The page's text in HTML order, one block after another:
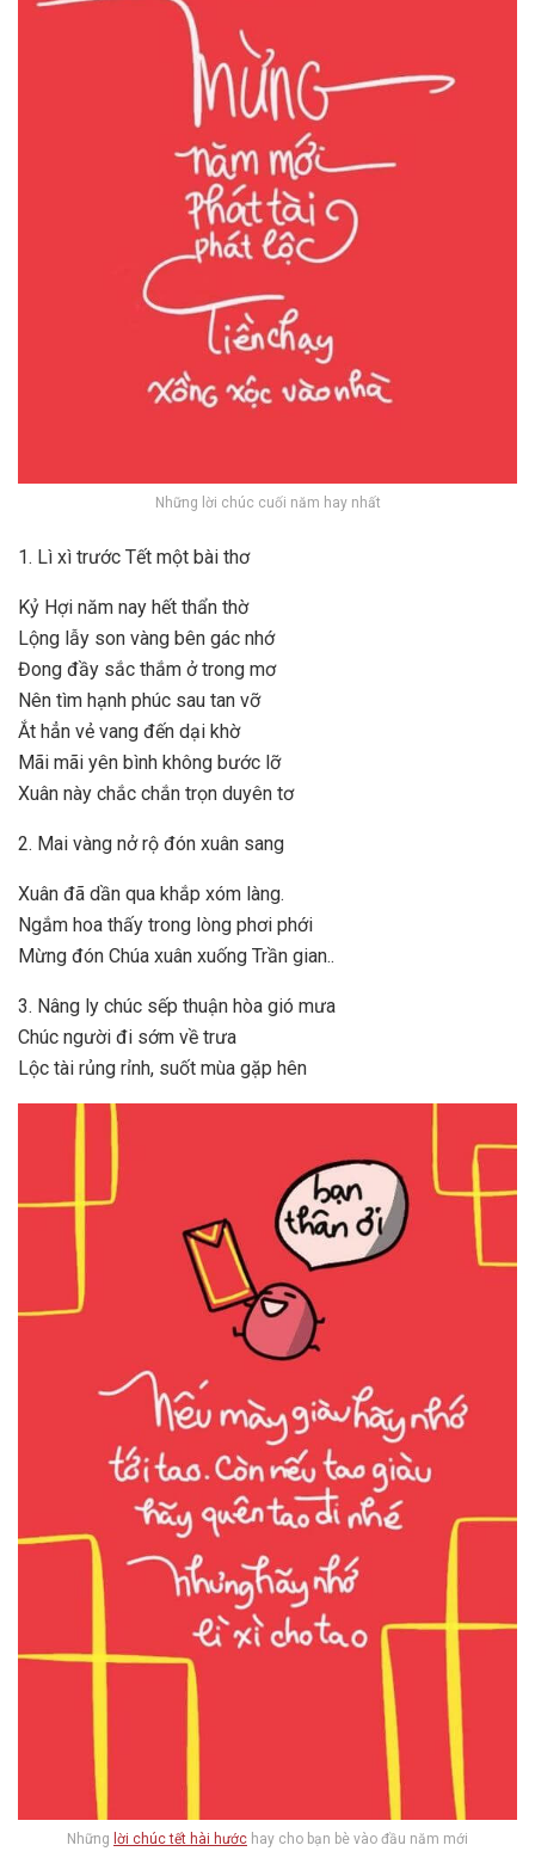
Những lời chúc cuối năm hay nhất
1. Lì xì trước Tết một bài thơ
Kỷ Hợi năm nay hết thẩn thờ
Lộng lẫy son vàng bên gác nhớ
Đong đầy sắc thắm ở trong mơ
Nên tìm hạnh phúc sau tan vỡ
Ắt hẳn vẻ vang đến dại khờ
Mãi mãi yên bình không bước lỡ
Xuân này chắc chắn trọn duyên tơ
2. Mai vàng nở rộ đón xuân sang
Xuân đã dần qua khắp xóm làng.
Ngắm hoa thấy trong lòng phơi phới
Mừng đón Chúa xuân xuống Trần gian..
3. Nâng ly chúc sếp thuận hòa gió mưa
Chúc người đi sớm về trưa
Lộc tài rủng rỉnh, suốt mùa gặp hên
Những lời chúc tết hài hước hay cho bạn bè vào đầu năm mới